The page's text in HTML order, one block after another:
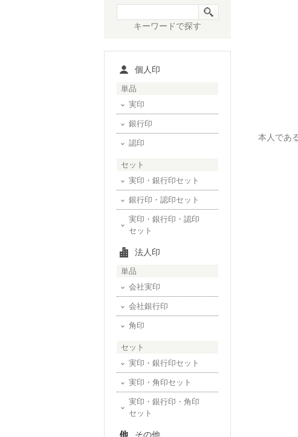
本人であ
キーワードで探す
個人印
単品
実印
銀行印
認印
セット
実印・銀行印セット
銀行印・認印セット
実印・銀行印・認印
セット
法人印
単品
会社実印
会社銀行印
角印
セット
実印・銀行印セット
実印・角印セット
実印・銀行印・角印
セット
その他